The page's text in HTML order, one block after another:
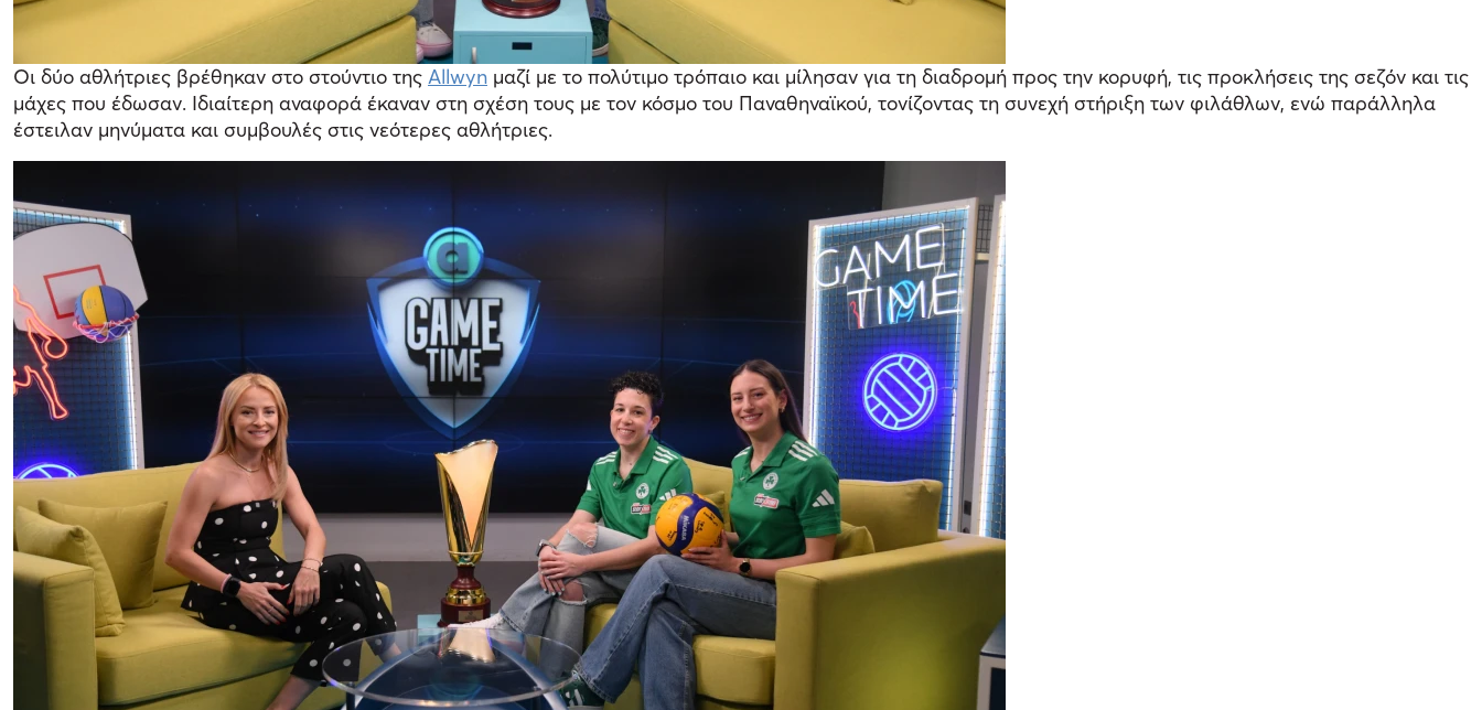
Οι δύο αθλήτριες βρέθηκαν στο στούντιο της Allwyn μαζί με το πολύτιμο τρόπαιο και μίλησαν για τη διαδρομή προς την κορυφή, τις προκλήσεις της σεζόν και τις
μάχες που έδωσαν. Ιδιαίτερη αναφορά έκαναν στη σχέση τους με τον κόσμο του Παναθηναϊκού, τονίζοντας τη συνεχή στήριξη των φιλάθλων, ενώ παράλληλα
έστειλαν μηνύματα και συμβουλές στις νεότερες αθλήτριες.